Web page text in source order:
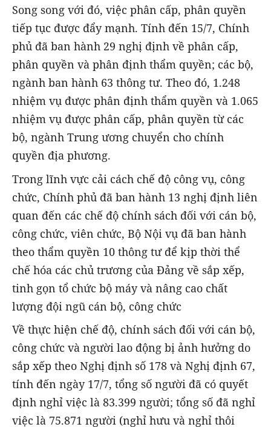
Song song với đó, việc phân cấp, phân quyền
tiếp tục được đẩy mạnh. Tính đến 15/7, Chính
phủ đã ban hành 29 nghị định về phân cấp,
phân quyền và phân định thẩm quyền; các bộ,
ngành ban hành 63 thông tư. Theo đó, 1.248
nhiệm vụ được phân định thẩm quyền và 1.065
nhiệm vụ được phân cấp, phân quyền từ các
bộ, ngành Trung ương chuyển cho chính
quyền địa phương.
Trong lĩnh vực cải cách chế độ công vụ, công
chức, Chính phủ đã ban hành 13 nghị định liên
quan đến các chế độ chính sách đối với cán bộ,
công chức, viên chức, Bộ Nội vụ đã ban hành
theo thẩm quyền 10 thông tư để kịp thời thể
chế hóa các chủ trương của Đảng về sắp xếp,
tinh gọn tổ chức bộ máy và nâng cao chất
lượng đội ngũ cán bộ, công chức
Về thực hiện chế độ, chính sách đối với cán bộ,
công chức và người lao động bị ảnh hưởng do
sắp xếp theo Nghị định số 178 và Nghị định 67,
tính đến ngày 17/7, tổng số người đã có quyết
định nghỉ việc là 83.399 người; tổng số đã nghỉ
việc là 75.871 người (nghỉ hưu và nghỉ thôi